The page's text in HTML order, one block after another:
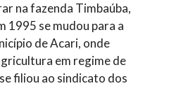
na fazenda Timbaúba,
1995 se mudou para a
de Acari, onde
em regime de
filiou ao sindicato dos